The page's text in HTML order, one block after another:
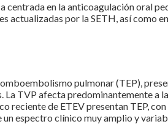
en la anticoagulación oral
actualizadas por la SETH, así como
pulmonar (TEP),
TVP afecta predominantemente
de ETEV presentan TEP,
espectro clínico muy amplio y